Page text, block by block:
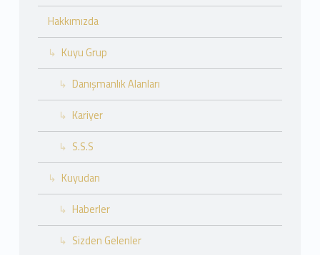
Hakkımızda
Kuyu Grup
Danışmanlık Alanları
Kariyer
S.S.S
Kuyudan
Haberler
Sizden Gelenler